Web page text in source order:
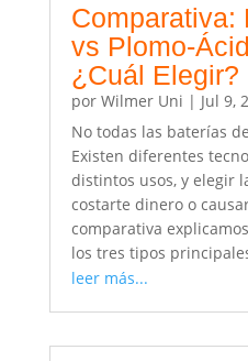
Comparativa:
vs Plomo-
¿Cuál Elegir?
por Wilmer Uni | Jul 9,
No todas las baterías
Existen diferentes
distintos usos, y elegir
costarte dinero o
comparativa
los tres tipos
leer más...